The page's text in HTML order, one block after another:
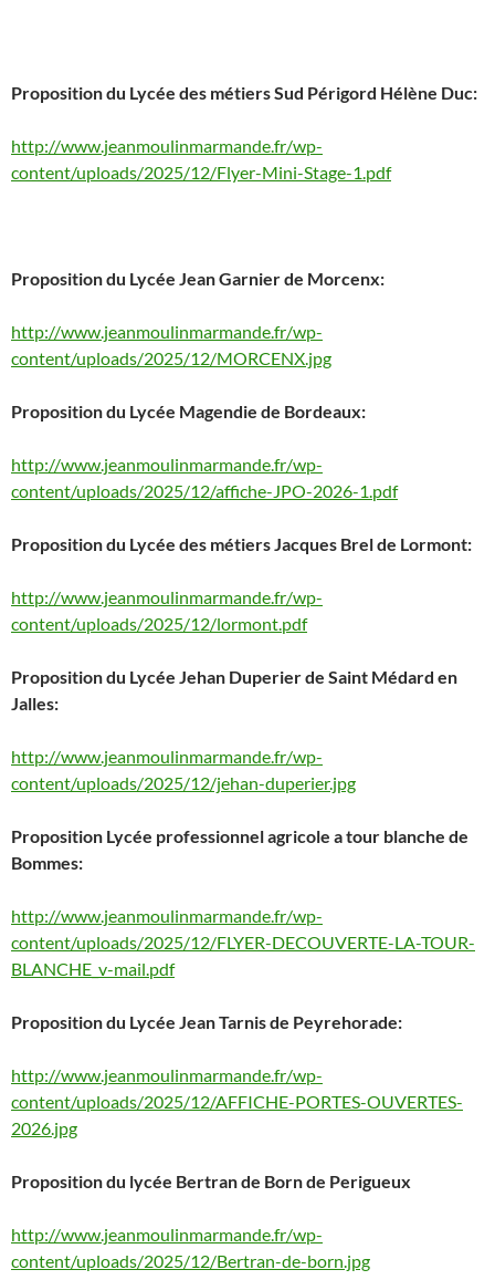
Proposition du Lycée des métiers Sud Périgord Hélène Duc:
http://www.jeanmoulinmarmande.fr/wp-
content/uploads/2025/12/Flyer-Mini-Stage-1.pdf
Proposition du Lycée Jean Garnier de Morcenx:
http://www.jeanmoulinmarmande.fr/wp-
content/uploads/2025/12/MORCENX.jpg
Proposition du Lycée Magendie de Bordeaux:
http://www.jeanmoulinmarmande.fr/wp-
content/uploads/2025/12/affiche-JPO-2026-1.pdf
Proposition du Lycée des métiers Jacques Brel de Lormont:
http://www.jeanmoulinmarmande.fr/wp-
content/uploads/2025/12/lormont.pdf
Proposition du Lycée Jehan Duperier de Saint Médard en
Jalles:
http://www.jeanmoulinmarmande.fr/wp-
content/uploads/2025/12/jehan-duperier.jpg
Proposition Lycée professionnel agricole a tour blanche de
Bommes:
http://www.jeanmoulinmarmande.fr/wp-
content/uploads/2025/12/FLYER-DECOUVERTE-LA-TOUR-
BLANCHE_v-mail.pdf
Proposition du Lycée Jean Tarnis de Peyrehorade:
http://www.jeanmoulinmarmande.fr/wp-
content/uploads/2025/12/AFFICHE-PORTES-OUVERTES-
2026.jpg
Proposition du lycée Bertran de Born de Perigueux
http://www.jeanmoulinmarmande.fr/wp-
content/uploads/2025/12/Bertran-de-born.jpg